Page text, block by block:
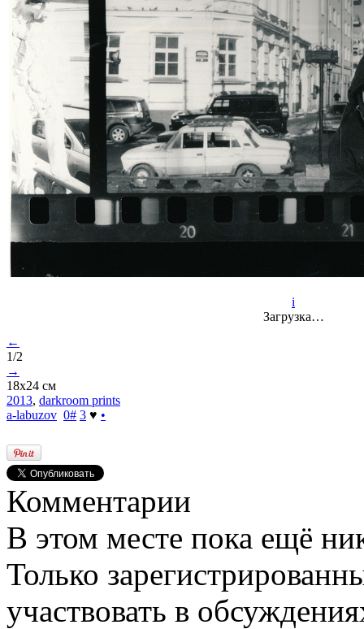
i
Загрузка…
←
1/2
→
18х24 см
2013, darkroom prints
a-labuzov 0# 3 ♥ •
Комментарии
В этом месте пока ещё
Только
участвовать в